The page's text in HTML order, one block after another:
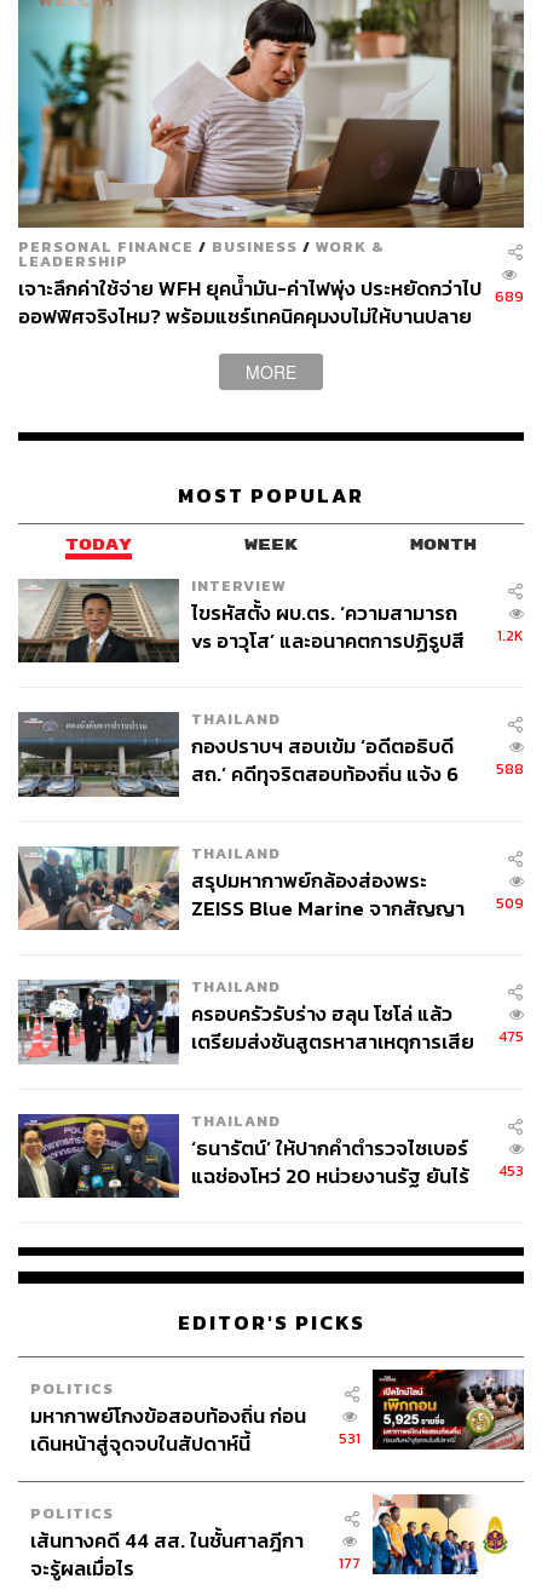
ปณชัย อารีเพิ่มพร
นักการตลาดผู้ฝักใฝ่ในแวดวงนวัตกรรมและ
เทคโนโลยี แต่บางทีก็เผลอมีใจให้วัฒนธรรม
POP อยู่ร่ำไป ใช้เวลาว่างไปกับการเสพศิลป์
และเฝ้ามองปรากฏการณ์ทางสังคม
PERSONAL FINANCE / BUSINESS / WORK &
LEADERSHIP
เจาะลึกค่าใช้จ่าย WFH ยุคน้ำมัน-ค่าไฟพุ่ง ประหยัดกว่าไป
ออฟฟิศจริงไหม? พร้อมแชร์เทคนิคคุมงบไม่ให้บานปลาย
689
MORE
MOST POPULAR
TODAY WEEK MONTH
INTERVIEW
ไขรหัสตั้ง ผบ.ตร. ‘ความสามารถ
vs อาวุโส’ และอนาคตการปฏิรูปสี
1.2K
THAILAND
กองปราบฯ สอบเข้ม ‘อดีตอธิบดี
สถ.’ คดีทุจริตสอบท้องถิ่น แจ้ง 6
588
THAILAND
สรุปมหากาพย์กล้องส่องพระ
ZEISS Blue Marine จากสัญญา
จ่ายหนี้-แอบระบุแบรนด์
509
THAILAND
ครอบครัวรับร่าง ฮลุน โซโล่ แล้ว
เตรียมส่งชันสูตรหาสาเหตุการเสีย
475
THAILAND
‘ธนารัตน์’ ให้ปากคำตำรวจไซเบอร์
แฉช่องโหว่ 20 หน่วยงานรัฐ ยันไร้
453
EDITOR'S PICKS
POLITICS
มหากาพย์โกงข้อสอบท้องถิ่น ก่อน
เดินหน้าสู่จุดจบในสัปดาห์นี้
531
POLITICS
เส้นทางคดี 44 สส. ในชั้นศาลฎีกา
จะรู้ผลเมื่อไร
177